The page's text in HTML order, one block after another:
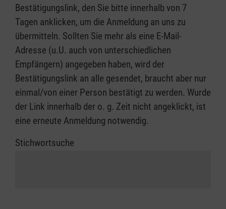
Bestätigungslink, den Sie bitte innerhalb von 7
Tagen anklicken, um die Anmeldung an uns zu
übermitteln. Sollten Sie mehr als eine E-Mail-
Adresse (u.U. auch von unterschiedlichen
Empfängern) angegeben haben, wird der
Bestätigungslink an alle gesendet, braucht aber nur
einmal/von einer Person bestätigt zu werden. Wurde
der Link innerhalb der o. g. Zeit nicht angeklickt, ist
eine erneute Anmeldung notwendig.
Stichwortsuche